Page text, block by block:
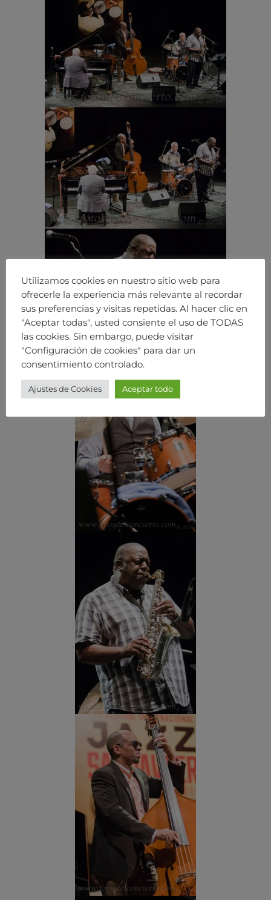
Utilizamos cookies en nuestro sitio web para
ofrecerle la experiencia más relevante al recordar
sus preferencias y visitas repetidas. Al hacer clic en
"Aceptar todas", usted consiente el uso de TODAS
las cookies. Sin embargo, puede visitar
"Configuración de cookies" para dar un
consentimiento controlado.
Ajustes de Cookies Aceptar todo